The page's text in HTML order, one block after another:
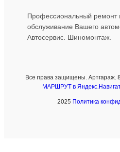
Профессиональный ремонт
обслуживание Вашего
Автосервис. Шиномонтаж.
Все права защищены. Артгараж.
МАРШРУТ в
2025 Политика